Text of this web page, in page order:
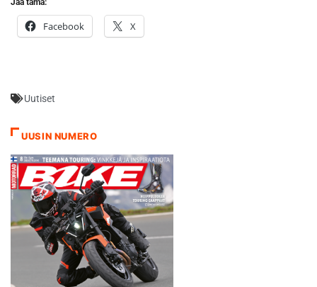
Jaa tämä:
Facebook X
Uutiset
UUSIN NUMERO